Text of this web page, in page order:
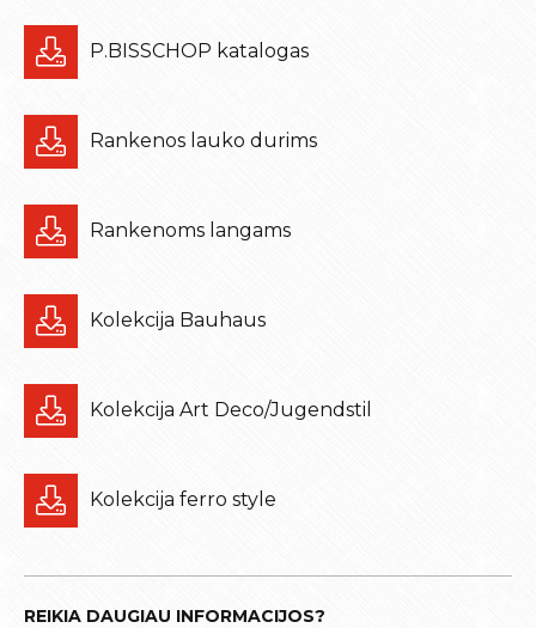
P.BISSCHOP katalogas
Rankenos lauko durims
Rankenoms langams
Kolekcija Bauhaus
Kolekcija Art Deco/Jugendstil
Kolekcija ferro style
REIKIA DAUGIAU INFORMACIJOS?